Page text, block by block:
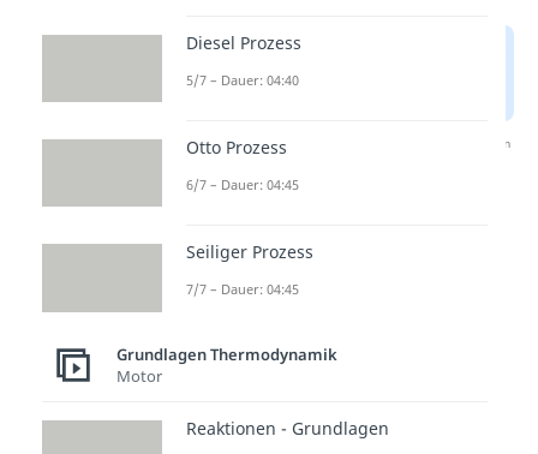
Nach Beantwortung speichern wir deine Antwort, um
unserer
Berechnung des Otto-
Kreisprozesses
Jetzt wissen wir, wie die
ablaufen. Untersuchen wir als
Diesel Prozess
5/7 – Dauer: 04:40
Otto Prozess
6/7 – Dauer: 04:45
Seiliger Prozess
7/7 – Dauer: 04:45
Grundlagen Thermodynamik
Motor
Reaktionen - Grundlagen